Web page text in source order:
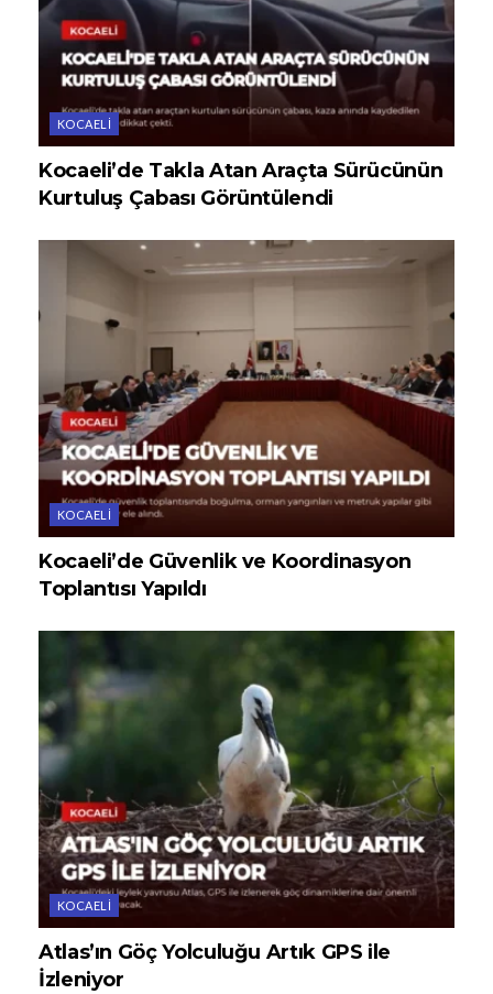
KOCAELI
Kocaeli’de Takla Atan Araçta Sürücünün
Kurtuluş Çabası Görüntülendi
KOCAELI
Kocaeli’de Güvenlik ve Koordinasyon
Toplantısı Yapıldı
KOCAELI
Atlas’ın Göç Yolculuğu Artık GPS ile
İzleniyor